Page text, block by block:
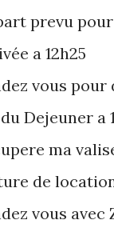
prevu pour
a 12h25
vous pour
Dejeuner a
ma
de
vous avec